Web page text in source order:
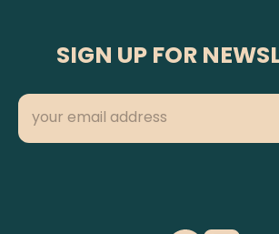
SIGN UP FOR